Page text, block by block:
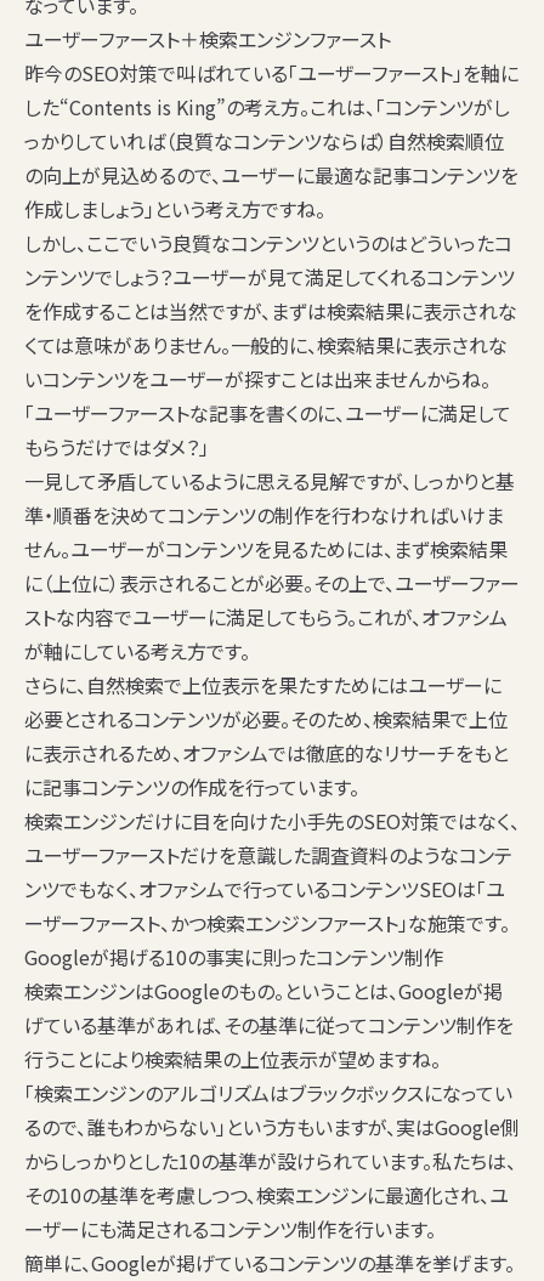
ユーザーファースト＋検索エンジンファースト
昨今のSEO対策で叫ばれている「ユーザーファースト」を軸に
した“Contents is King”の考え方。これは、「コンテンツがし
っかりしていれば（良質なコンテンツならば）自然検索順位
の向上が見込めるので、ユーザーに最適な記事コンテンツを
作成しましょう」という考え方ですね。
しかし、ここでいう良質なコンテンツというのはどういったコ
ンテンツでしょう？ユーザーが見て満足してくれるコンテンツ
を作成することは当然ですが、まずは検索結果に表示されな
くては意味がありません。一般的に、検索結果に表示されな
いコンテンツをユーザーが探すことは出来ませんからね。
「ユーザーファーストな記事を書くのに、ユーザーに満足して
もらうだけではダメ？」
一見して矛盾しているように思える見解ですが、しっかりと基
準・順番を決めてコンテンツの制作を行わなければいけま
せん。ユーザーがコンテンツを見るためには、まず検索結果
に（上位に）表示されることが必要。その上で、ユーザーファー
ストな内容でユーザーに満足してもらう。これが、オファシム
が軸にしている考え方です。
さらに、自然検索で上位表示を果たすためにはユーザーに
必要とされるコンテンツが必要。そのため、検索結果で上位
に表示されるため、オファシムでは徹底的なリサーチをもと
に記事コンテンツの作成を行っています。
検索エンジンだけに目を向けた小手先のSEO対策ではなく、
ユーザーファーストだけを意識した調査資料のようなコンテ
ンツでもなく、オファシムで行っているコンテンツSEOは「ユ
ーザーファースト、かつ検索エンジンファースト」な施策です。
Googleが掲げる10の事実に則ったコンテンツ制作
検索エンジンはGoogleのもの。ということは、Googleが掲
げている基準があれば、その基準に従ってコンテンツ制作を
行うことにより検索結果の上位表示が望めますね。
「検索エンジンのアルゴリズムはブラックボックスになってい
るので、誰もわからない」という方もいますが、実はGoogle側
からしっかりとした10の基準が設けられています。私たちは、
その10の基準を考慮しつつ、検索エンジンに最適化され、ユ
ーザーにも満足されるコンテンツ制作を行います。
簡単に、Googleが掲げているコンテンツの基準を挙げます。